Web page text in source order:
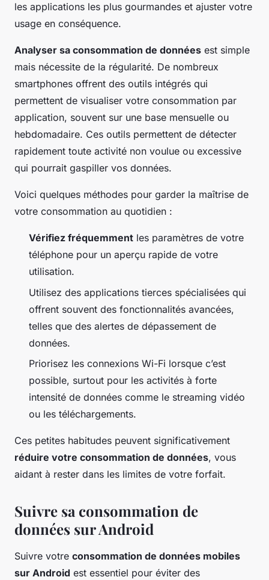
les applications les plus gourmandes et ajuster votre
usage en conséquence.
Analyser sa consommation de données est simple
mais nécessite de la régularité. De nombreux
smartphones offrent des outils intégrés qui
permettent de visualiser votre consommation par
application, souvent sur une base mensuelle ou
hebdomadaire. Ces outils permettent de détecter
rapidement toute activité non voulue ou excessive
qui pourrait gaspiller vos données.
Voici quelques méthodes pour garder la maîtrise de
votre consommation au quotidien :
Vérifiez fréquemment les paramètres de votre
téléphone pour un aperçu rapide de votre
utilisation.
Utilisez des applications tierces spécialisées qui
offrent souvent des fonctionnalités avancées,
telles que des alertes de dépassement de
données.
Priorisez les connexions Wi-Fi lorsque c’est
possible, surtout pour les activités à forte
intensité de données comme le streaming vidéo
ou les téléchargements.
Ces petites habitudes peuvent significativement
réduire votre consommation de données, vous
aidant à rester dans les limites de votre forfait.
Suivre sa consommation de
données sur Android
Suivre votre consommation de données mobiles
sur Android est essentiel pour éviter des